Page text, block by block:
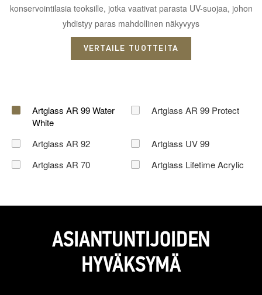
konservointilasia teoksille, jotka vaativat parasta UV-suojaa, johon
yhdistyy paras mahdollinen näkyvyys
VERTAILE TUOTTEITA
Artglass AR 99 Water
White
Artglass AR 99 Protect
Artglass AR 92
Artglass UV 99
Artglass AR 70
Artglass Lifetime Acrylic
ASIANTUNTIJOIDEN
HYVÄKSYMÄ